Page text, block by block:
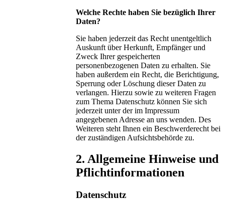
Welche Rechte haben Sie bezüglich Ihrer
Daten?
Sie haben jederzeit das Recht unentgeltlich
Auskunft über Herkunft, Empfänger und
Zweck Ihrer gespeicherten
personenbezogenen Daten zu erhalten. Sie
haben außerdem ein Recht, die Berichtigung,
Sperrung oder Löschung dieser Daten zu
verlangen. Hierzu sowie zu weiteren Fragen
zum Thema Datenschutz können Sie sich
jederzeit unter der im Impressum
angegebenen Adresse an uns wenden. Des
Weiteren steht Ihnen ein Beschwerderecht bei
der zuständigen Aufsichtsbehörde zu.
2. Allgemeine Hinweise und
Pflichtinformationen
Datenschutz